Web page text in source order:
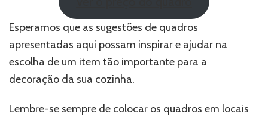
Esperamos que as sugestões de quadros
apresentadas aqui possam inspirar e ajudar na
escolha de um item tão importante para a
decoração da sua cozinha.
Lembre-se sempre de colocar os quadros em locais